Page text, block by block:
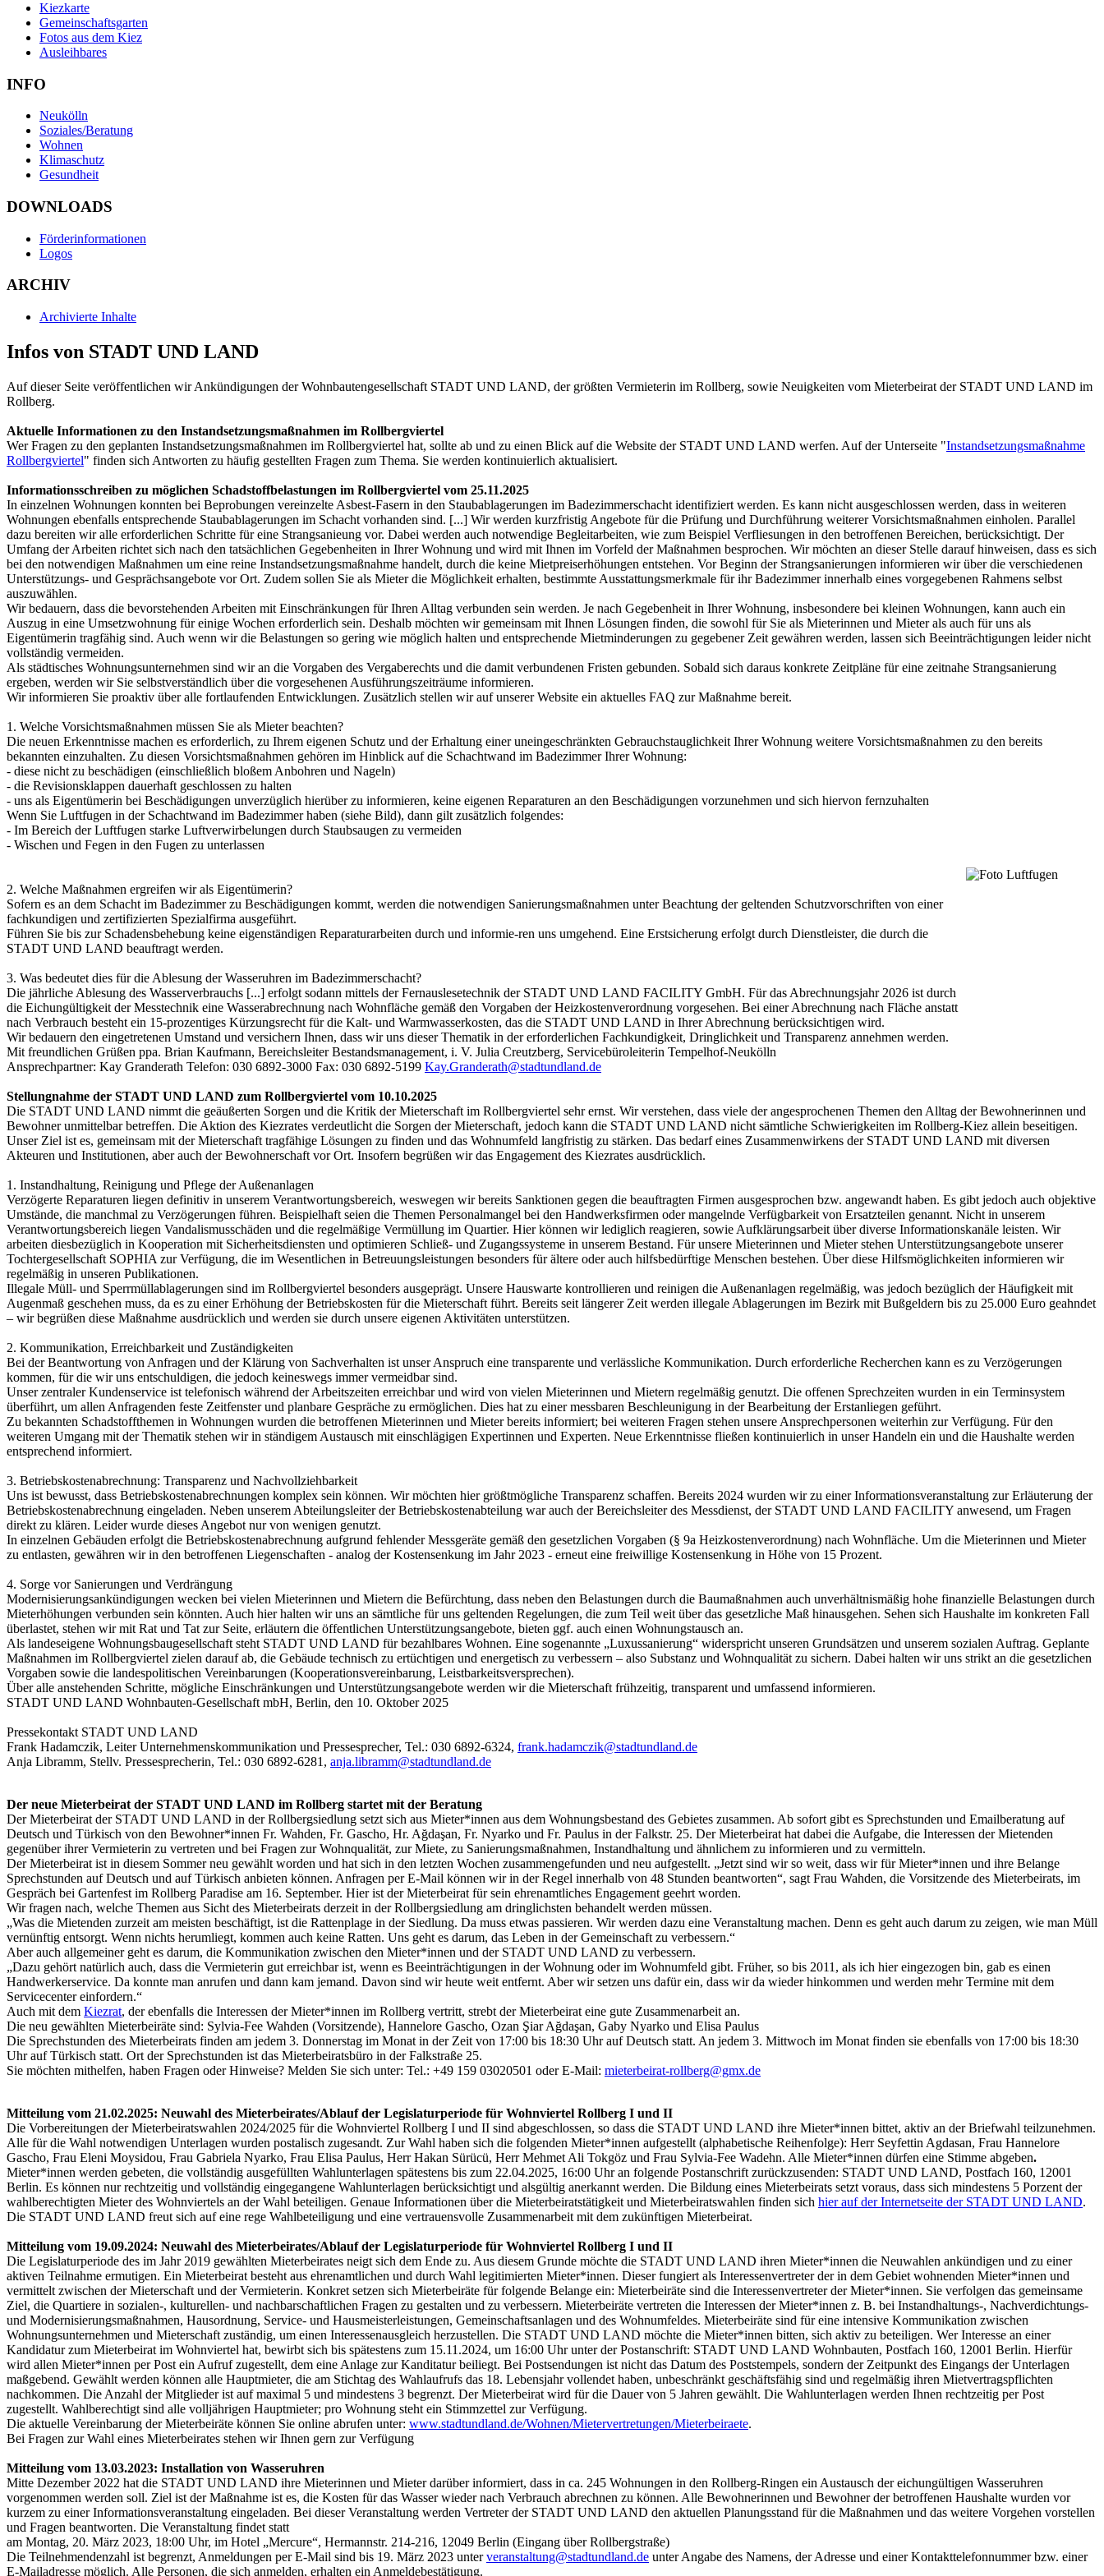
Kiezkarte
Gemeinschaftsgarten
Fotos aus dem Kiez
Ausleihbares
INFO
Neukölln
Soziales/Beratung
Wohnen
Klimaschutz
Gesundheit
DOWNLOADS
Förderinformationen
Logos
ARCHIV
Archivierte Inhalte
Infos von STADT UND LAND
Auf dieser Seite veröffentlichen wir Ankündigungen der Wohnbautengesellschaft STADT UND LAND, der größten Vermieterin im Rollberg, sowie Neuigkeiten vom Mieterbeirat der STADT UND LAND im
Rollberg.
Aktuelle Informationen zu den Instandsetzungsmaßnahmen im Rollbergviertel
Wer Fragen zu den geplanten Instandsetzungsmaßnahmen im Rollbergviertel hat, sollte ab und zu einen Blick auf die Website der STADT UND LAND werfen. Auf der Unterseite "Instandsetzungsmaßnahme
Rollbergviertel" finden sich Antworten zu häufig gestellten Fragen zum Thema. Sie werden kontinuierlich aktualisiert.
Informationsschreiben zu möglichen Schadstoffbelastungen im Rollbergviertel vom 25.11.2025
In einzelnen Wohnungen konnten bei Beprobungen vereinzelte Asbest-Fasern in den Staubablagerungen im Badezimmerschacht identifiziert werden. Es kann nicht ausgeschlossen werden, dass in weiteren
Wohnungen ebenfalls entsprechende Staubablagerungen im Schacht vorhanden sind. [...] Wir werden kurzfristig Angebote für die Prüfung und Durchführung weiterer Vorsichtsmaßnahmen einholen. Parallel
dazu bereiten wir alle erforderlichen Schritte für eine Strangsanieung vor. Dabei werden auch notwendige Begleitarbeiten, wie zum Beispiel Verfliesungen in den betroffenen Bereichen, berücksichtigt. Der
Umfang der Arbeiten richtet sich nach den tatsächlichen Gegebenheiten in Ihrer Wohnung und wird mit Ihnen im Vorfeld der Maßnahmen besprochen. Wir möchten an dieser Stelle darauf hinweisen, dass es sich
bei den notwendigen Maßnahmen um eine reine Instandsetzungsmaßnahme handelt, durch die keine Mietpreiserhöhungen entstehen. Vor Beginn der Strangsanierungen informieren wir über die verschiedenen
Unterstützungs- und Gesprächsangebote vor Ort. Zudem sollen Sie als Mieter die Möglichkeit erhalten, bestimmte Ausstattungsmerkmale für ihr Badezimmer innerhalb eines vorgegebenen Rahmens selbst
auszuwählen.
Wir bedauern, dass die bevorstehenden Arbeiten mit Einschränkungen für Ihren Alltag verbunden sein werden. Je nach Gegebenheit in Ihrer Wohnung, insbesondere bei kleinen Wohnungen, kann auch ein
Auszug in eine Umsetzwohnung für einige Wochen erforderlich sein. Deshalb möchten wir gemeinsam mit Ihnen Lösungen finden, die sowohl für Sie als Mieterinnen und Mieter als auch für uns als
Eigentümerin tragfähig sind. Auch wenn wir die Belastungen so gering wie möglich halten und entsprechende Mietminderungen zu gegebener Zeit gewähren werden, lassen sich Beeinträchtigungen leider nicht
vollständig vermeiden.
Als städtisches Wohnungsunternehmen sind wir an die Vorgaben des Vergaberechts und die damit verbundenen Fristen gebunden. Sobald sich daraus konkrete Zeitpläne für eine zeitnahe Strangsanierung
ergeben, werden wir Sie selbstverständlich über die vorgesehenen Ausführungszeiträume informieren.
Wir informieren Sie proaktiv über alle fortlaufenden Entwicklungen. Zusätzlich stellen wir auf unserer Website ein aktuelles FAQ zur Maßnahme bereit.
1. Welche Vorsichtsmaßnahmen müssen Sie als Mieter beachten?
Die neuen Erkenntnisse machen es erforderlich, zu Ihrem eigenen Schutz und der Erhaltung einer uneingeschränkten Gebrauchstauglichkeit Ihrer Wohnung weitere Vorsichtsmaßnahmen zu den bereits
bekannten einzuhalten. Zu diesen Vorsichtsmaßnahmen gehören im Hinblick auf die Schachtwand im Badezimmer Ihrer Wohnung:
- diese nicht zu beschädigen (einschließlich bloßem Anbohren und Nageln)
- die Revisionsklappen dauerhaft geschlossen zu halten
- uns als Eigentümerin bei Beschädigungen unverzüglich hierüber zu informieren, keine eigenen Reparaturen an den Beschädigungen vorzunehmen und sich hiervon fernzuhalten
Wenn Sie Luftfugen in der Schachtwand im Badezimmer haben (siehe Bild), dann gilt zusätzlich folgendes:
- Im Bereich der Luftfugen starke Luftverwirbelungen durch Staubsaugen zu vermeiden
- Wischen und Fegen in den Fugen zu unterlassen
2. Welche Maßnahmen ergreifen wir als Eigentümerin?
Sofern es an dem Schacht im Badezimmer zu Beschädigungen kommt, werden die notwendigen Sanierungsmaßnahmen unter Beachtung der geltenden Schutzvorschriften von einer
fachkundigen und zertifizierten Spezialfirma ausgeführt.
Führen Sie bis zur Schadensbehebung keine eigenständigen Reparaturarbeiten durch und informie-ren uns umgehend. Eine Erstsicherung erfolgt durch Dienstleister, die durch die
STADT UND LAND beauftragt werden.
3. Was bedeutet dies für die Ablesung der Wasseruhren im Badezimmerschacht?
Die jährliche Ablesung des Wasserverbrauchs [...] erfolgt sodann mittels der Fernauslesetechnik der STADT UND LAND FACILITY GmbH. Für das Abrechnungsjahr 2026 ist durch
die Eichungültigkeit der Messtechnik eine Wasserabrechnung nach Wohnfläche gemäß den Vorgaben der Heizkostenverordnung vorgesehen. Bei einer Abrechnung nach Fläche anstatt
nach Verbrauch besteht ein 15-prozentiges Kürzungsrecht für die Kalt- und Warmwasserkosten, das die STADT UND LAND in Ihrer Abrechnung berücksichtigen wird.
Wir bedauern den eingetretenen Umstand und versichern Ihnen, dass wir uns dieser Thematik in der erforderlichen Fachkundigkeit, Dringlichkeit und Transparenz annehmen werden.
Mit freundlichen Grüßen ppa. Brian Kaufmann, Bereichsleiter Bestandsmanagement, i. V. Julia Creutzberg, Servicebüroleiterin Tempelhof-Neukölln
Ansprechpartner: Kay Granderath Telefon: 030 6892-3000 Fax: 030 6892-5199 Kay.Granderath@stadtundland.de
Stellungnahme der STADT UND LAND zum Rollbergviertel vom 10.10.2025
Die STADT UND LAND nimmt die geäußerten Sorgen und die Kritik der Mieterschaft im Rollbergviertel sehr ernst. Wir verstehen, dass viele der angesprochenen Themen den Alltag der Bewohnerinnen und
Bewohner unmittelbar betreffen. Die Aktion des Kiezrates verdeutlicht die Sorgen der Mieterschaft, jedoch kann die STADT UND LAND nicht sämtliche Schwierigkeiten im Rollberg-Kiez allein beseitigen.
Unser Ziel ist es, gemeinsam mit der Mieterschaft tragfähige Lösungen zu finden und das Wohnumfeld langfristig zu stärken. Das bedarf eines Zusammenwirkens der STADT UND LAND mit diversen
Akteuren und Institutionen, aber auch der Bewohnerschaft vor Ort. Insofern begrüßen wir das Engagement des Kiezrates ausdrücklich.
1. Instandhaltung, Reinigung und Pflege der Außenanlagen
Verzögerte Reparaturen liegen definitiv in unserem Verantwortungsbereich, weswegen wir bereits Sanktionen gegen die beauftragten Firmen ausgesprochen bzw. angewandt haben. Es gibt jedoch auch objektive
Umstände, die manchmal zu Verzögerungen führen. Beispielhaft seien die Themen Personalmangel bei den Handwerksfirmen oder mangelnde Verfügbarkeit von Ersatzteilen genannt. Nicht in unserem
Verantwortungsbereich liegen Vandalismusschäden und die regelmäßige Vermüllung im Quartier. Hier können wir lediglich reagieren, sowie Aufklärungsarbeit über diverse Informationskanäle leisten. Wir
arbeiten diesbezüglich in Kooperation mit Sicherheitsdiensten und optimieren Schließ- und Zugangssysteme in unserem Bestand. Für unsere Mieterinnen und Mieter stehen Unterstützungsangebote unserer
Tochtergesellschaft SOPHIA zur Verfügung, die im Wesentlichen in Betreuungsleistungen besonders für ältere oder auch hilfsbedürftige Menschen bestehen. Über diese Hilfsmöglichkeiten informieren wir
regelmäßig in unseren Publikationen.
Illegale Müll- und Sperrmüllablagerungen sind im Rollbergviertel besonders ausgeprägt. Unsere Hauswarte kontrollieren und reinigen die Außenanlagen regelmäßig, was jedoch bezüglich der Häufigkeit mit
Augenmaß geschehen muss, da es zu einer Erhöhung der Betriebskosten für die Mieterschaft führt. Bereits seit längerer Zeit werden illegale Ablagerungen im Bezirk mit Bußgeldern bis zu 25.000 Euro geahndet
– wir begrüßen diese Maßnahme ausdrücklich und werden sie durch unsere eigenen Aktivitäten unterstützen.
2. Kommunikation, Erreichbarkeit und Zuständigkeiten
Bei der Beantwortung von Anfragen und der Klärung von Sachverhalten ist unser Anspruch eine transparente und verlässliche Kommunikation. Durch erforderliche Recherchen kann es zu Verzögerungen
kommen, für die wir uns entschuldigen, die jedoch keineswegs immer vermeidbar sind.
Unser zentraler Kundenservice ist telefonisch während der Arbeitszeiten erreichbar und wird von vielen Mieterinnen und Mietern regelmäßig genutzt. Die offenen Sprechzeiten wurden in ein Terminsystem
überführt, um allen Anfragenden feste Zeitfenster und planbare Gespräche zu ermöglichen. Dies hat zu einer messbaren Beschleunigung in der Bearbeitung der Erstanliegen geführt.
Zu bekannten Schadstoffthemen in Wohnungen wurden die betroffenen Mieterinnen und Mieter bereits informiert; bei weiteren Fragen stehen unsere Ansprechpersonen weiterhin zur Verfügung. Für den
weiteren Umgang mit der Thematik stehen wir in ständigem Austausch mit einschlägigen Expertinnen und Experten. Neue Erkenntnisse fließen kontinuierlich in unser Handeln ein und die Haushalte werden
entsprechend informiert.
3. Betriebskostenabrechnung: Transparenz und Nachvollziehbarkeit
Uns ist bewusst, dass Betriebskostenabrechnungen komplex sein können. Wir möchten hier größtmögliche Transparenz schaffen. Bereits 2024 wurden wir zu einer Informationsveranstaltung zur Erläuterung der
Betriebskostenabrechnung eingeladen. Neben unserem Abteilungsleiter der Betriebskostenabteilung war auch der Bereichsleiter des Messdienst, der STADT UND LAND FACILITY anwesend, um Fragen
direkt zu klären. Leider wurde dieses Angebot nur von wenigen genutzt.
In einzelnen Gebäuden erfolgt die Betriebskostenabrechnung aufgrund fehlender Messgeräte gemäß den gesetzlichen Vorgaben (§ 9a Heizkostenverordnung) nach Wohnfläche. Um die Mieterinnen und Mieter
zu entlasten, gewähren wir in den betroffenen Liegenschaften - analog der Kostensenkung im Jahr 2023 - erneut eine freiwillige Kostensenkung in Höhe von 15 Prozent.
4. Sorge vor Sanierungen und Verdrängung
Modernisierungsankündigungen wecken bei vielen Mieterinnen und Mietern die Befürchtung, dass neben den Belastungen durch die Baumaßnahmen auch unverhältnismäßig hohe finanzielle Belastungen durch
Mieterhöhungen verbunden sein könnten. Auch hier halten wir uns an sämtliche für uns geltenden Regelungen, die zum Teil weit über das gesetzliche Maß hinausgehen. Sehen sich Haushalte im konkreten Fall
überlastet, stehen wir mit Rat und Tat zur Seite, erläutern die öffentlichen Unterstützungsangebote, bieten ggf. auch einen Wohnungstausch an.
Als landeseigene Wohnungsbaugesellschaft steht STADT UND LAND für bezahlbares Wohnen. Eine sogenannte „Luxussanierung“ widerspricht unseren Grundsätzen und unserem sozialen Auftrag. Geplante
Maßnahmen im Rollbergviertel zielen darauf ab, die Gebäude technisch zu ertüchtigen und energetisch zu verbessern – also Substanz und Wohnqualität zu sichern. Dabei halten wir uns strikt an die gesetzlichen
Vorgaben sowie die landespolitischen Vereinbarungen (Kooperationsvereinbarung, Leistbarkeitsversprechen).
Über alle anstehenden Schritte, mögliche Einschränkungen und Unterstützungsangebote werden wir die Mieterschaft frühzeitig, transparent und umfassend informieren.
STADT UND LAND Wohnbauten-Gesellschaft mbH, Berlin, den 10. Oktober 2025
Pressekontakt STADT UND LAND
Frank Hadamczik, Leiter Unternehmenskommunikation und Pressesprecher, Tel.: 030 6892-6324, frank.hadamczik@stadtundland.de
Anja Libramm, Stellv. Pressesprecherin, Tel.: 030 6892-6281, anja.libramm@stadtundland.de
Der neue Mieterbeirat der STADT UND LAND im Rollberg startet mit der Beratung
Der Mieterbeirat der STADT UND LAND in der Rollbergsiedlung setzt sich aus Mieter*innen aus dem Wohnungsbestand des Gebietes zusammen. Ab sofort gibt es Sprechstunden und Emailberatung auf
Deutsch und Türkisch von den Bewohner*innen Fr. Wahden, Fr. Gascho, Hr. Ağdaşan, Fr. Nyarko und Fr. Paulus in der Falkstr. 25. Der Mieterbeirat hat dabei die Aufgabe, die Interessen der Mietenden
gegenüber ihrer Vermieterin zu vertreten und bei Fragen zur Wohnqualität, zur Miete, zu Sanierungsmaßnahmen, Instandhaltung und ähnlichem zu informieren und zu vermitteln.
Der Mieterbeirat ist in diesem Sommer neu gewählt worden und hat sich in den letzten Wochen zusammengefunden und neu aufgestellt. „Jetzt sind wir so weit, dass wir für Mieter*innen und ihre Belange
Sprechstunden auf Deutsch und auf Türkisch anbieten können. Anfragen per E-Mail können wir in der Regel innerhalb von 48 Stunden beantworten“, sagt Frau Wahden, die Vorsitzende des Mieterbeirats, im
Gespräch bei Gartenfest im Rollberg Paradise am 16. September. Hier ist der Mieterbeirat für sein ehrenamtliches Engagement geehrt worden.
Wir fragen nach, welche Themen aus Sicht des Mieterbeirats derzeit in der Rollbergsiedlung am dringlichsten behandelt werden müssen.
„Was die Mietenden zurzeit am meisten beschäftigt, ist die Rattenplage in der Siedlung. Da muss etwas passieren. Wir werden dazu eine Veranstaltung machen. Denn es geht auch darum zu zeigen, wie man Müll
vernünftig entsorgt. Wenn nichts herumliegt, kommen auch keine Ratten. Uns geht es darum, das Leben in der Gemeinschaft zu verbessern.“
Aber auch allgemeiner geht es darum, die Kommunikation zwischen den Mieter*innen und der STADT UND LAND zu verbessern.
„Dazu gehört natürlich auch, dass die Vermieterin gut erreichbar ist, wenn es Beeinträchtigungen in der Wohnung oder im Wohnumfeld gibt. Früher, so bis 2011, als ich hier eingezogen bin, gab es einen
Handwerkerservice. Da konnte man anrufen und dann kam jemand. Davon sind wir heute weit entfernt. Aber wir setzen uns dafür ein, dass wir da wieder hinkommen und werden mehr Termine mit dem
Servicecenter einfordern.“
Auch mit dem Kiezrat, der ebenfalls die Interessen der Mieter*innen im Rollberg vertritt, strebt der Mieterbeirat eine gute Zusammenarbeit an.
Die neu gewählten Mieterbeiräte sind: Sylvia-Fee Wahden (Vorsitzende), Hannelore Gascho, Ozan Şiar Ağdaşan, Gaby Nyarko und Elisa Paulus
Die Sprechstunden des Mieterbeirats finden am jedem 3. Donnerstag im Monat in der Zeit von 17:00 bis 18:30 Uhr auf Deutsch statt. An jedem 3. Mittwoch im Monat finden sie ebenfalls von 17:00 bis 18:30
Uhr auf Türkisch statt. Ort der Sprechstunden ist das Mieterbeiratsbüro in der Falkstraße 25.
Sie möchten mithelfen, haben Fragen oder Hinweise? Melden Sie sich unter: Tel.: +49 159 03020501 oder E-Mail: mieterbeirat-rollberg@gmx.de
Mitteilung vom 21.02.2025: Neuwahl des Mieterbeirates/Ablauf der Legislaturperiode für Wohnviertel Rollberg I und II
Die Vorbereitungen der Mieterbeiratswahlen 2024/2025 für die Wohnviertel Rollberg I und II sind abgeschlossen, so dass die STADT UND LAND ihre Mieter*innen bittet, aktiv an der Briefwahl teilzunehmen.
Alle für die Wahl notwendigen Unterlagen wurden postalisch zugesandt. Zur Wahl haben sich die folgenden Mieter*innen aufgestellt (alphabetische Reihenfolge): Herr Seyfettin Agdasan, Frau Hannelore
Gascho, Frau Eleni Moysidou, Frau Gabriela Nyarko, Frau Elisa Paulus, Herr Hakan Sürücü, Herr Mehmet Ali Tokgöz und Frau Sylvia-Fee Wadehn. Alle Mieter*innen dürfen eine Stimme abgeben.
Mieter*innen werden gebeten, die vollständig ausgefüllten Wahlunterlagen spätestens bis zum 22.04.2025, 16:00 Uhr an folgende Postanschrift zurückzusenden: STADT UND LAND, Postfach 160, 12001
Berlin. Es können nur rechtzeitig und vollständig eingegangene Wahlunterlagen berücksichtigt und alsgültig anerkannt werden. Die Bildung eines Mieterbeirats setzt voraus, dass sich mindestens 5 Porzent der
wahlberechtigten Mieter des Wohnviertels an der Wahl beteiligen. Genaue Informationen über die Mieterbeiratstätigkeit und Mieterbeiratswahlen finden sich hier auf der Internetseite der STADT UND LAND.
Die STADT UND LAND freut sich auf eine rege Wahlbeteiligung und eine vertrauensvolle Zusammenarbeit mit dem zukünftigen Mieterbeirat.
Mitteilung vom 19.09.2024: Neuwahl des Mieterbeirates/Ablauf der Legislaturperiode für Wohnviertel Rollberg I und II
Die Legislaturperiode des im Jahr 2019 gewählten Mieterbeirates neigt sich dem Ende zu. Aus diesem Grunde möchte die STADT UND LAND ihren Mieter*innen die Neuwahlen ankündigen und zu einer
aktiven Teilnahme ermutigen. Ein Mieterbeirat besteht aus ehrenamtlichen und durch Wahl legitimierten Mieter*innen. Dieser fungiert als Interessenvertreter der in dem Gebiet wohnenden Mieter*innen und
vermittelt zwischen der Mieterschaft und der Vermieterin. Konkret setzen sich Mieterbeiräte für folgende Belange ein: Mieterbeiräte sind die Interessenvertreter der Mieter*innen. Sie verfolgen das gemeinsame
Ziel, die Quartiere in sozialen-, kulturellen- und nachbarschaftlichen Fragen zu gestalten und zu verbessern. Mieterbeiräte vertreten die Interessen der Mieter*innen z. B. bei Instandhaltungs-, Nachverdichtungs-
und Modernisierungsmaßnahmen, Hausordnung, Service- und Hausmeisterleistungen, Gemeinschaftsanlagen und des Wohnumfeldes. Mieterbeiräte sind für eine intensive Kommunikation zwischen
Wohnungsunternehmen und Mieterschaft zuständig, um einen Interessenausgleich herzustellen. Die STADT UND LAND möchte die Mieter*innen bitten, sich aktiv zu beteiligen. Wer Interesse an einer
Kandidatur zum Mieterbeirat im Wohnviertel hat, bewirbt sich bis spätestens zum 15.11.2024, um 16:00 Uhr unter der Postanschrift: STADT UND LAND Wohnbauten, Postfach 160, 12001 Berlin. Hierfür
wird allen Mieter*innen per Post ein Aufruf zugestellt, dem eine Anlage zur Kanditatur beiliegt. Bei Postsendungen ist nicht das Datum des Poststempels, sondern der Zeitpunkt des Eingangs der Unterlagen
maßgebend. Gewählt werden können alle Hauptmieter, die am Stichtag des Wahlaufrufs das 18. Lebensjahr vollendet haben, unbeschränkt geschäftsfähig sind und regelmäßig ihren Mietvertragspflichten
nachkommen. Die Anzahl der Mitglieder ist auf maximal 5 und mindestens 3 begrenzt. Der Mieterbeirat wird für die Dauer von 5 Jahren gewählt. Die Wahlunterlagen werden Ihnen rechtzeitig per Post
zugestellt. Wahlberechtigt sind alle volljährigen Hauptmieter; pro Wohnung steht ein Stimmzettel zur Verfügung.
Die aktuelle Vereinbarung der Mieterbeiräte können Sie online abrufen unter: www.stadtundland.de/Wohnen/Mietervertretungen/Mieterbeiraete.
Bei Fragen zur Wahl eines Mieterbeirates stehen wir Ihnen gern zur Verfügung
Mitteilung vom 13.03.2023: Installation von Wasseruhren
Mitte Dezember 2022 hat die STADT UND LAND ihre Mieterinnen und Mieter darüber informiert, dass in ca. 245 Wohnungen in den Rollberg-Ringen ein Austausch der eichungültigen Wasseruhren
vorgenommen werden soll. Ziel ist der Maßnahme ist es, die Kosten für das Wasser wieder nach Verbrauch abrechnen zu können. Alle Bewohnerinnen und Bewohner der betroffenen Haushalte wurden vor
kurzem zu einer Informationsveranstaltung eingeladen. Bei dieser Veranstaltung werden Vertreter der STADT UND LAND den aktuellen Planungsstand für die Maßnahmen und das weitere Vorgehen vorstellen
und Fragen beantworten. Die Veranstaltung findet statt
am Montag, 20. März 2023, 18:00 Uhr, im Hotel „Mercure“, Hermannstr. 214-216, 12049 Berlin (Eingang über Rollbergstraße)
Die Teilnehmendenzahl ist begrenzt, Anmeldungen per E-Mail sind bis 19. März 2023 unterveranstaltung@stadtundland.de unter Angabe des Namens, der Adresse und einer Kontakttelefonnummer bzw. einer
E-Mailadresse möglich. Alle Personen, die sich anmelden, erhalten ein Anmeldebestätigung.